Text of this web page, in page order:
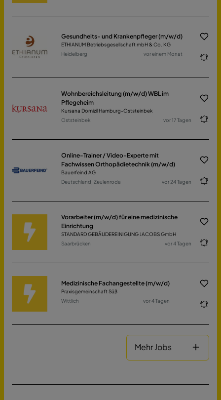
Gesundheits- und Krankenpfleger (m/w/d)
ETHIANUM Betriebsgesellschaft mbH & Co. KG
Heidelberg
vor einem Monat
Wohnbereichsleitung (m/w/d) WBL im
Pflegeheim
Kursana Domizil Hamburg-Oststeinbek
Oststeinbek
vor 17 Tagen
Online-Trainer / Video-Experte mit
Fachwissen Orthopädietechnik (m/w/d)
Bauerfeind AG
Deutschland, Zeulenroda
vor 24 Tagen
Vorarbeiter (m/w/d) für eine medizinische
Einrichtung
STANDARD GEBÄUDEREINIGUNG JACOBS GmbH
Saarbrücken
vor 4 Tagen
Medizinische Fachangestellte (m/w/d)
Praxisgemeinschaft Süß
Wittlich
vor 4 Tagen
Mehr Jobs